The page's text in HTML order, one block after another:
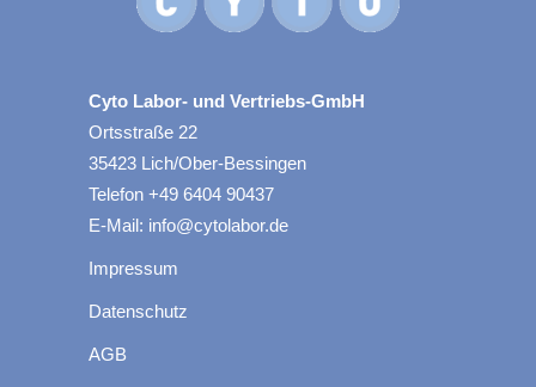
Cyto Labor- und Vertriebs-GmbH
Ortsstraße 22
35423 Lich/Ober-Bessingen
Telefon +49 6404 90437
E-Mail: info@cytolabor.de
Impressum
Datenschutz
AGB